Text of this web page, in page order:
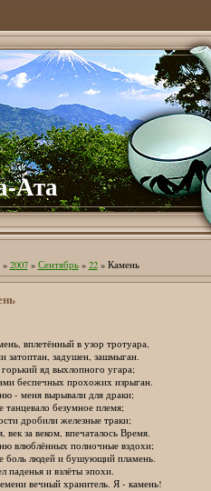
Ата
» 2007 » Сентябрь » 22» Камень
вплетённый в узор тротуара,
затоптан, задушен, зашмыган.
яд выхлопного угара;
беспечных прохожих изрыган.
- меня вырывали для драки;
танцевало безумное племя;
дробили железные траки;
век за веком, впечаталось Время.
влюблённых полночные вздохи;
боль людей и бушующий пламень.
паденья и взлёты эпохи.
вечный хранитель. Я - камень!